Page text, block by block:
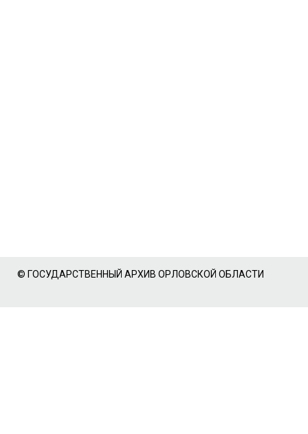
© ГОСУДАРСТВЕННЫЙ АРХИВ ОРЛОВСКОЙ ОБЛАСТИ